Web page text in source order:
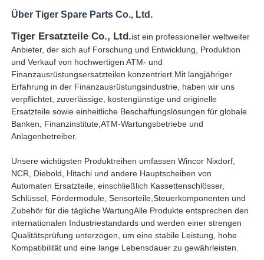
Rechnungszähler
Karten-Drucker
Pos-Maschine
Ersatzteile für Geldautomaten
Geldautomat
Münzrecycler
Über Tiger Spare Parts Co., Ltd.
Tiger Ersatzteile Co., Ltd.ist ein professioneller weltweiter
Anbieter, der sich auf Forschung und Entwicklung, Produktion
und Verkauf von hochwertigen ATM- und
Finanzausrüstungsersatzteilen konzentriert.Mit langjähriger
Erfahrung in der Finanzausrüstungsindustrie, haben wir uns
verpflichtet, zuverlässige, kostengünstige und originelle
Ersatzteile sowie einheitliche Beschaffungslösungen für globale
Banken, Finanzinstitute,ATM-Wartungsbetriebe und
Anlagenbetreiber.
Unsere wichtigsten Produktreihen umfassen Wincor Nixdorf,
NCR, Diebold, Hitachi und andere Hauptscheiben von
Automaten Ersatzteile, einschließlich Kassettenschlösser,
Schlüssel, Fördermodule, Sensorteile,Steuerkomponenten und
Zubehör für die tägliche WartungAlle Produkte entsprechen den
internationalen Industriestandards und werden einer strengen
Qualitätsprüfung unterzogen, um eine stabile Leistung, hohe
Kompatibilität und eine lange Lebensdauer zu gewährleisten.